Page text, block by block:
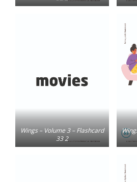
Wings – Volume 3 – Flashcard
33 2